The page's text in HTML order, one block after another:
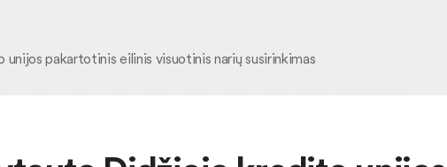
pakartotinis eilinis visuotinis narių susirinkimas